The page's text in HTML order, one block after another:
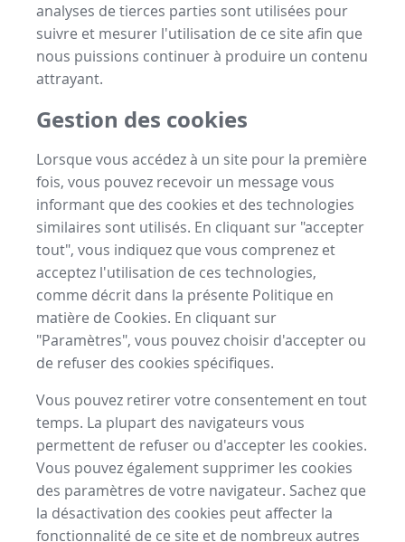
analyses de tierces parties sont utilisées pour
suivre et mesurer l'utilisation de ce site afin que
nous puissions continuer à produire un contenu
attrayant.
Gestion des cookies
Lorsque vous accédez à un site pour la première
fois, vous pouvez recevoir un message vous
informant que des cookies et des technologies
similaires sont utilisés. En cliquant sur "accepter
tout", vous indiquez que vous comprenez et
acceptez l'utilisation de ces technologies,
comme décrit dans la présente Politique en
matière de Cookies. En cliquant sur
"Paramètres", vous pouvez choisir d'accepter ou
de refuser des cookies spécifiques.
Vous pouvez retirer votre consentement en tout
temps. La plupart des navigateurs vous
permettent de refuser ou d'accepter les cookies.
Vous pouvez également supprimer les cookies
des paramètres de votre navigateur. Sachez que
la désactivation des cookies peut affecter la
fonctionnalité de ce site et de nombreux autres